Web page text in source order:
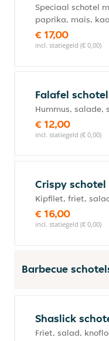
Speciaal schotel
paprika, mais,
€ 17,00
incl. statiegeld (€ 0,00)
Falafel schotel
Hummus, salade,
€ 12,00
incl. statiegeld (€ 0,00)
Crispy schotel
Kipfilet, friet,
€ 16,00
incl. statiegeld (€ 0,00)
Barbecue
Shaslick
Friet, salad,